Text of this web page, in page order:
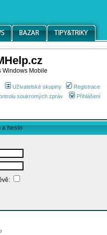
Windows Mobile
Uživatelské skupiny
Registrace
soukromých zpráv Přihlášení
a heslo